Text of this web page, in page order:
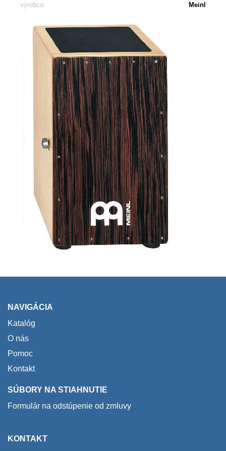
výrobca:
Meinl
NAVIGÁCIA
Katalóg
O nás
Pomoc
Kontakt
SÚBORY NA STIAHNUTIE
Formulár na odstúpenie od zmluvy
KONTAKT